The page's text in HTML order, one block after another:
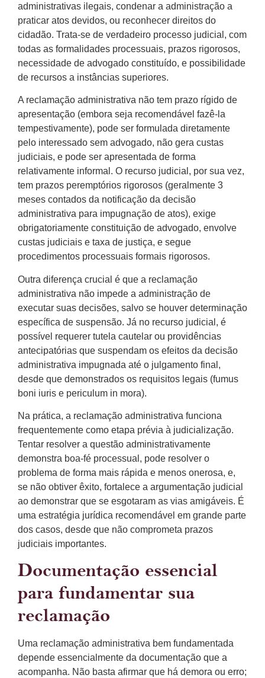
administrativas ilegais, condenar a administração a
praticar atos devidos, ou reconhecer direitos do
cidadão. Trata-se de verdadeiro processo judicial, com
todas as formalidades processuais, prazos rigorosos,
necessidade de advogado constituído, e possibilidade
de recursos a instâncias superiores.
A reclamação administrativa não tem prazo rígido de
apresentação (embora seja recomendável fazê-la
tempestivamente), pode ser formulada diretamente
pelo interessado sem advogado, não gera custas
judiciais, e pode ser apresentada de forma
relativamente informal. O recurso judicial, por sua vez,
tem prazos peremptórios rigorosos (geralmente 3
meses contados da notificação da decisão
administrativa para impugnação de atos), exige
obrigatoriamente constituição de advogado, envolve
custas judiciais e taxa de justiça, e segue
procedimentos processuais formais rigorosos.
Outra diferença crucial é que a reclamação
administrativa não impede a administração de
executar suas decisões, salvo se houver determinação
específica de suspensão. Já no recurso judicial, é
possível requerer tutela cautelar ou providências
antecipatórias que suspendam os efeitos da decisão
administrativa impugnada até o julgamento final,
desde que demonstrados os requisitos legais (fumus
boni iuris e periculum in mora).
Na prática, a reclamação administrativa funciona
frequentemente como etapa prévia à judicialização.
Tentar resolver a questão administrativamente
demonstra boa-fé processual, pode resolver o
problema de forma mais rápida e menos onerosa, e,
se não obtiver êxito, fortalece a argumentação judicial
ao demonstrar que se esgotaram as vias amigáveis. É
uma estratégia jurídica recomendável em grande parte
dos casos, desde que não comprometa prazos
judiciais importantes.
Documentação essencial
para fundamentar sua
reclamação
Uma reclamação administrativa bem fundamentada
depende essencialmente da documentação que a
acompanha. Não basta afirmar que há demora ou erro;